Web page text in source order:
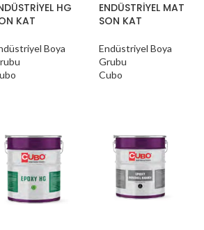
HG
KAT
Boya
ENDÜSTRİYEL MAT
SON KAT
Endüstriyel Boya
Grubu
Cubo